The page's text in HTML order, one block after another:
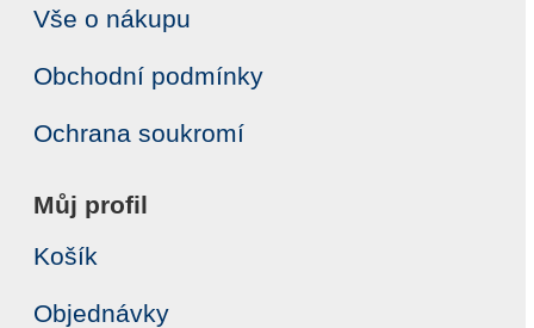
Vše o nákupu
Obchodní podmínky
Ochrana soukromí
Můj profil
Košík
Objednávky